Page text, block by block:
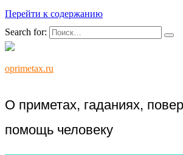
Перейти к содержанию
Search for:
oprimetax.ru
О приметах, гаданиях,
помощь человеку